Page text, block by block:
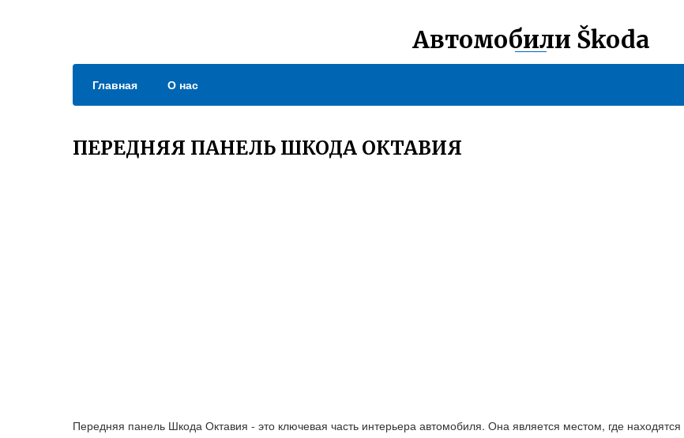
Автомобили Škoda
Главная О нас
ПЕРЕДНЯЯ ПАНЕЛЬ ШКОДА ОКТАВИЯ
Передняя панель Шкода Октавия - это ключевая часть интерьера автомобиля. Она является местом, где находятся